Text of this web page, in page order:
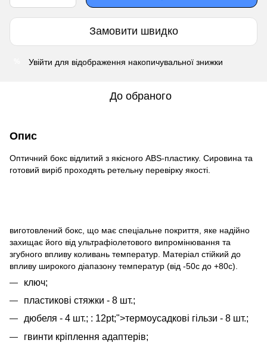
Замовити швидко
Увійти для відображення накопичувальної знижки
До обраного
Опис
Оптичний бокс відлитий з якісного ABS-пластику. Сировина та
готовий виріб проходять ретельну перевірку якості.
виготовлений бокс, що має спеціальне покриття, яке надійно
захищає його від ультрафіолетового випромінювання та
згубного впливу коливань температур. Матеріал стійкий до
впливу широкого діапазону температур (від -50с до +80с).
ключ;
пластикові стяжки - 8 шт.;
дюбеля - 4 шт.; : 12pt;">термоусадкові гільзи - 8 шт.;
гвинти кріплення адаптерів;